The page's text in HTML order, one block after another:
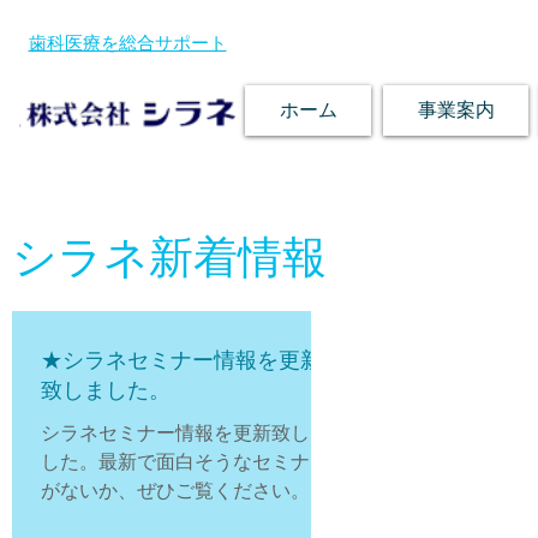
歯科医療を総合サポート
ホーム 事業案内
シラネ新着情報
★シラネセミナー情報を更新
致しました。
シラネセミナー情報を更新致しま
した。最新で面白そうなセミナー
がないか、ぜひご覧ください。 セ